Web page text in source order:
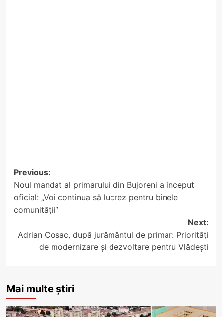
Post
navigation
Previous:
Noul mandat al primarului din Bujoreni a început
oficial: „Voi continua să lucrez pentru binele
comunității”
Next:
Adrian Cosac, după jurământul de primar: Priorități
de modernizare și dezvoltare pentru Vlădești
Mai multe știri